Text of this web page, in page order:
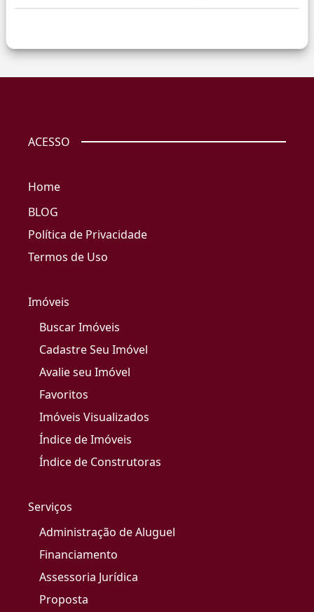
ACESSO
Home
BLOG
Política de Privacidade
Termos de Uso
Imóveis
Buscar Imóveis
Cadastre Seu Imóvel
Avalie seu Imóvel
Favoritos
Imóveis Visualizados
Índice de Imóveis
Índice de Construtoras
Serviços
Administração de Aluguel
Financiamento
Assessoria Jurídica
Proposta